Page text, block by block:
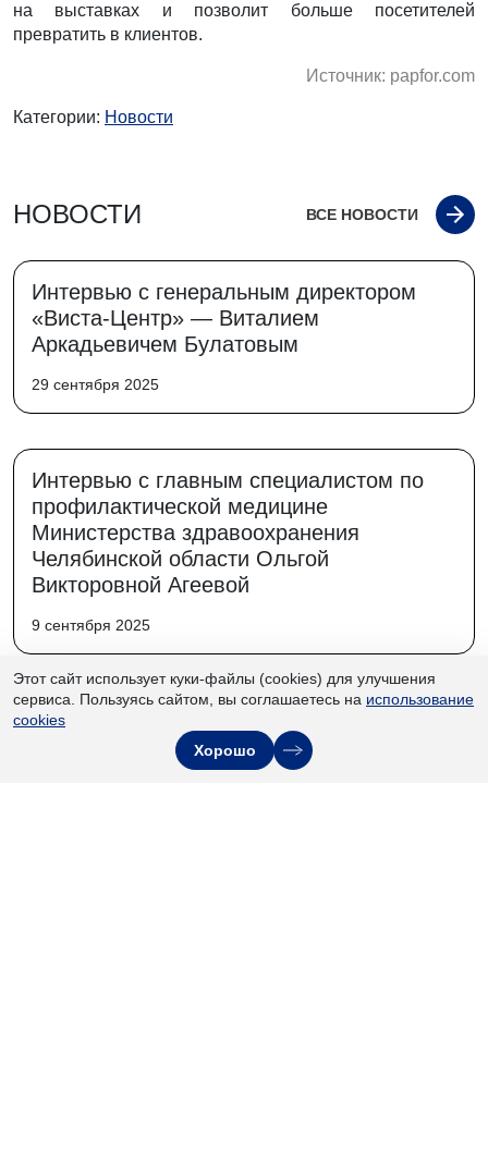
на выставках и позволит больше посетителей
превратить в клиентов.
Источник: papfor.com
Категории: Новости
НОВОСТИ ВСЕ НОВОСТИ
Интервью с генеральным директором
«Виста-Центр» — Виталием
Аркадьевичем Булатовым
29 сентября 2025
Интервью с главным специалистом по
профилактической медицине
Министерства здравоохранения
Челябинской области Ольгой
Викторовной Агеевой
9 сентября 2025
СВЯЖИТЕСЬ С НАМИ РАЗДЕЛЫ
Этот сайт использует куки-файлы (cookies) для улучшения
сервиса. Пользуясь сайтом, вы соглашаетесь на использование
cookies
Хорошо